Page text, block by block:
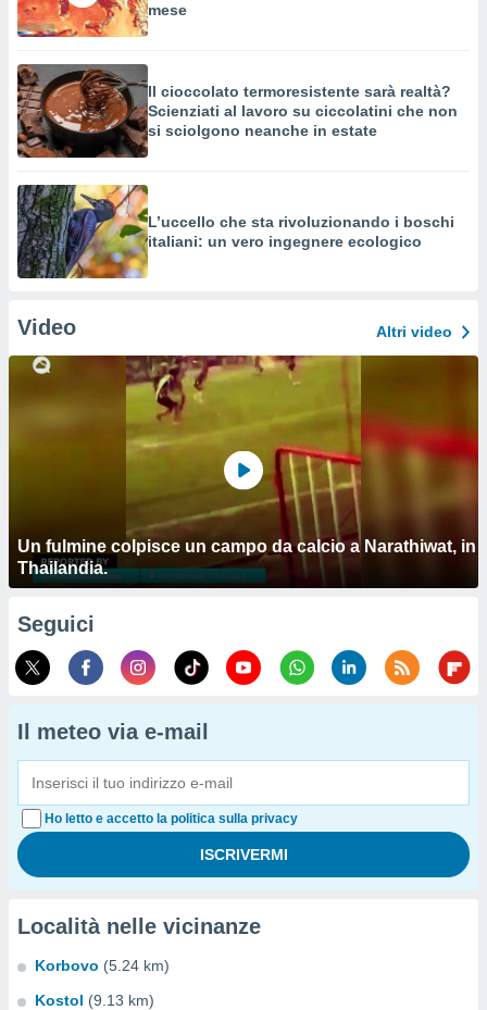
mese
Il cioccolato termoresistente sarà realtà?
Scienziati al lavoro su ciccolatini che non
si sciolgono neanche in estate
L’uccello che sta rivoluzionando i boschi
italiani: un vero ingegnere ecologico
Video Altri video
Un fulmine colpisce un campo da calcio a Narathiwat, in
Thailandia.
Seguici
Il meteo via e-mail
Ho letto e accetto la politica sulla privacy
Località nelle vicinanze
Korbovo (5.24 km)
Kostol (9.13 km)